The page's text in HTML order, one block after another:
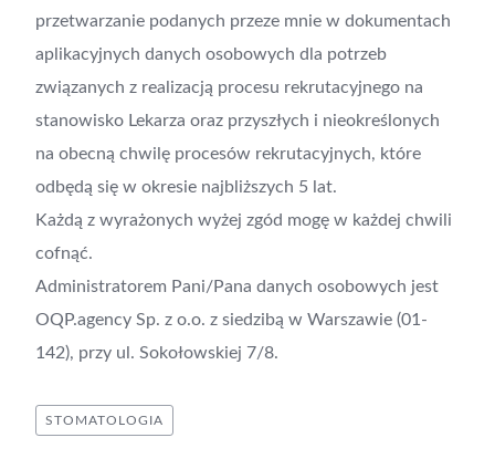
przetwarzanie podanych przeze mnie w dokumentach
aplikacyjnych danych osobowych dla potrzeb
związanych z realizacją procesu rekrutacyjnego na
stanowisko Lekarza oraz przyszłych i nieokreślonych
na obecną chwilę procesów rekrutacyjnych, które
odbędą się w okresie najbliższych 5 lat.
Każdą z wyrażonych wyżej zgód mogę w każdej chwili
cofnąć.
Administratorem Pani/Pana danych osobowych jest
OQP.agency Sp. z o.o. z siedzibą w Warszawie (01-
142), przy ul. Sokołowskiej 7/8.
STOMATOLOGIA